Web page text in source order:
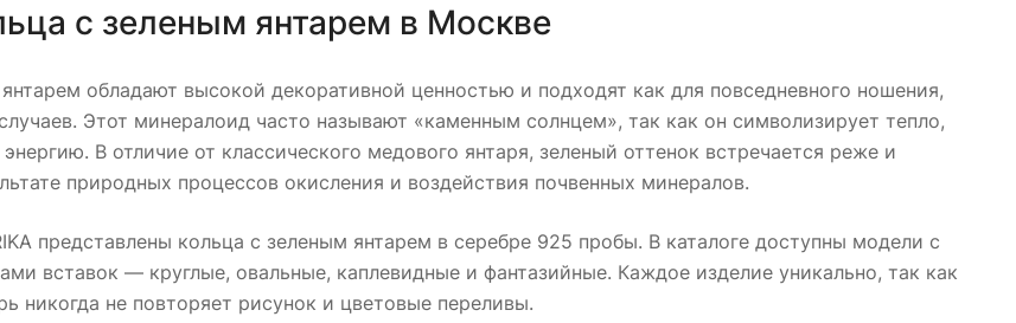
с зеленым янтарем в Москве
обладают высокой декоративной ценностью и подходят как для повседневного ношения,
Этот минералоид часто называют «каменным солнцем», так как он символизирует тепло,
В отличие от классического медового янтаря, зеленый оттенок встречается реже и
природных процессов окисления и воздействия почвенных минералов.
представлены кольца с зеленым янтарем в серебре 925 пробы. В каталоге доступны модели с
вставок — круглые, овальные, каплевидные и фантазийные. Каждое изделие уникально, так как
никогда не повторяет рисунок и цветовые переливы.